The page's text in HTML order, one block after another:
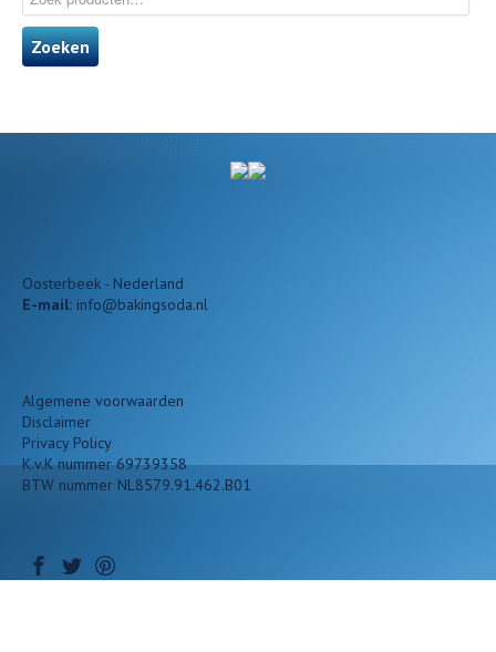
Zoeken
Oosterbeek - Nederland
E-mail: info@bakingsoda.nl
Algemene voorwaarden
Disclaimer
Privacy Policy
K.v.K nummer 69739358
BTW nummer NL8579.91.462.B01